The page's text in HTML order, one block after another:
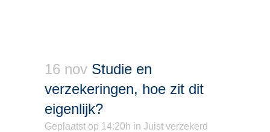
16 nov Studie en
verzekeringen, hoe zit dit
eigenlijk?
Geplaatst op 14:20h in Juist verzekerd